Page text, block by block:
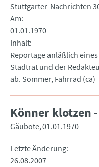
Stuttgarter-Nachrichten
Am
01.01.1970
Inhalt
Reportage anläßlich
Stadtrat und der
ab. Sommer, Fahrrad (ca)
Könner klotzen
Gäubote 01.01.1970
Letzte Änderung
26.08.2007